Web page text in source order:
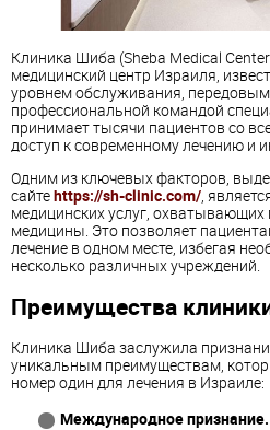
Клиника Шиба (Sheba Medical
медицинский центр Израиля,
уровнем обслуживания,
профессиональной командой
принимает тысячи пациентов со
доступ к современному лечению и
Одним из ключевых факторов,
сайтеhttps://sh-clinic.com/,
медицинских услуг, охватывающих
медицины. Это позволяет
лечение в одном месте, избегая
несколько различных учреждений.
Преимущества
Клиника Шиба заслужила
уникальным преимуществам,
номер один для лечения в Израиле:
Международное признание.